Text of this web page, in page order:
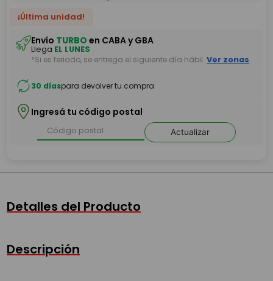
¡Última unidad!
Envío TURBO en CABA y GBA
Llega EL LUNES
*Si es feriado, se entrega el siguiente día hábil. Ver zonas
30 díaspara devolver tu compra
Ingresá tu código postal
Actualizar
Detalles del Producto
Descripción